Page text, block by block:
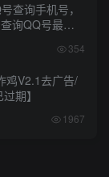
查询手机号，
询QQ号最新
354
鸡V2.1去广告/
期】
1967